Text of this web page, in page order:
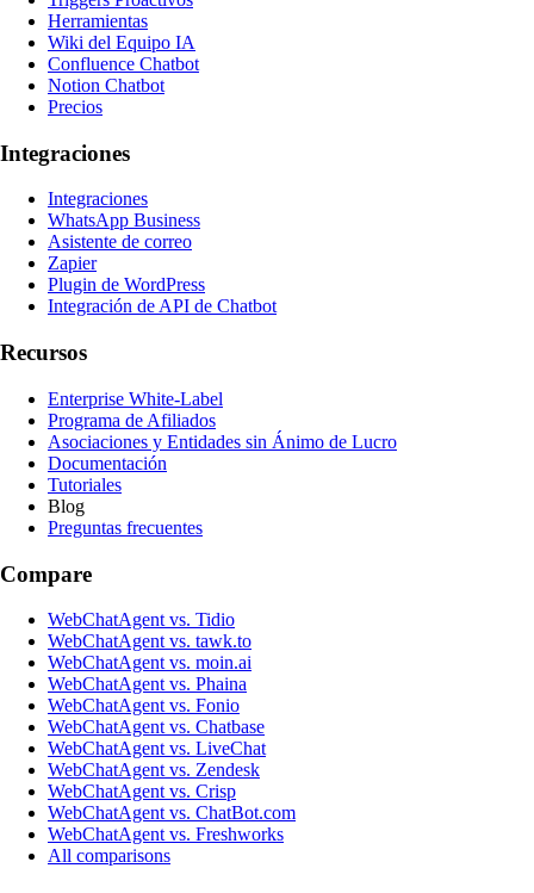
Herramientas
Wiki del Equipo IA
Confluence Chatbot
Notion Chatbot
Precios
Integraciones
Integraciones
WhatsApp Business
Asistente de correo
Zapier
Plugin de WordPress
Integración de API de Chatbot
Recursos
Enterprise White-Label
Programa de Afiliados
Asociaciones y Entidades sin Ánimo de Lucro
Documentación
Tutoriales
Blog
Preguntas frecuentes
Compare
WebChatAgent vs. Tidio
WebChatAgent vs. tawk.to
WebChatAgent vs. moin.ai
WebChatAgent vs. Phaina
WebChatAgent vs. Fonio
WebChatAgent vs. Chatbase
WebChatAgent vs. LiveChat
WebChatAgent vs. Zendesk
WebChatAgent vs. Crisp
WebChatAgent vs. ChatBot.com
WebChatAgent vs. Freshworks
All comparisons